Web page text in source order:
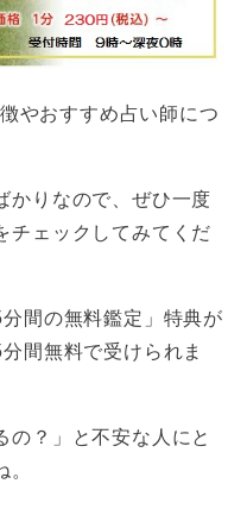
やおすすめ占い師につ
かりなので、ぜひ一度
チェックしてみてくだ
間の無料鑑定」特典が
間無料で受けられま
の？」と不安な人にと